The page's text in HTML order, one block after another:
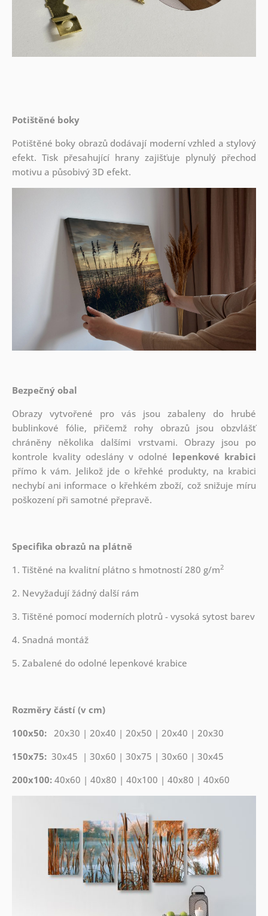
Potištěné boky
Potištěné boky obrazů dodávají moderní vzhled a stylový
efekt. Tisk přesahující hrany zajišťuje plynulý přechod
motivu a působivý 3D efekt.
Bezpečný obal
Obrazy vytvořené pro vás jsou zabaleny do hrubé
bublinkové fólie, přičemž rohy obrazů jsou obzvlášť
chráněny několika dalšími vrstvami. Obrazy jsou po
kontrole kvality odeslány v odolné lepenkové krabici
přímo k vám. Jelikož jde o křehké produkty, na krabici
nechybí ani informace o křehkém zboží, což snižuje míru
poškození při samotné přepravě.
Specifika obrazů na plátně
1. Tištěné na kvalitní plátno s hmotností 280 g/m2
2. Nevyžadují žádný další rám
3. Tištěné pomocí moderních plotrů - vysoká sytost barev
4. Snadná montáž
5. Zabalené do odolné lepenkové krabice
Rozměry částí (v cm)
100x50: 20x30 | 20x40 | 20x50 | 20x40 | 20x30
150x75: 30x45 | 30x60 | 30x75 | 30x60 | 30x45
200x100: 40x60 | 40x80 | 40x100 | 40x80 | 40x60